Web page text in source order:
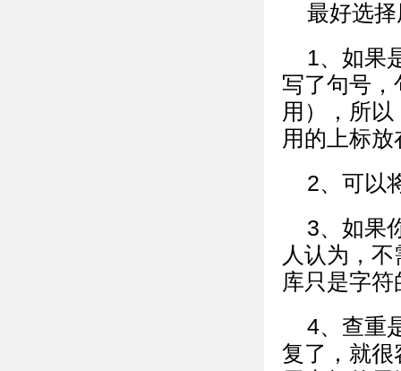
最好选
1、如果
写了句号
用），所
用的上标
2、可以
3、如果
人认为，
库只是字
4、查重
复了，就很